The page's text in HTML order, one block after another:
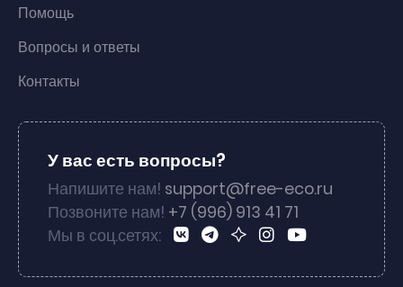
Помощь
Вопросы и ответы
Контакты
У вас есть вопросы?
Напишите нам! support@free-eco.ru
Позвоните нам! +7 (996) 913 41 71
Мы в соц.сетях: